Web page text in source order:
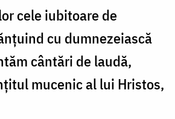
cele iubitoare de
cu dumnezeiască
cântări de laudă,
mucenic al lui Hristos,